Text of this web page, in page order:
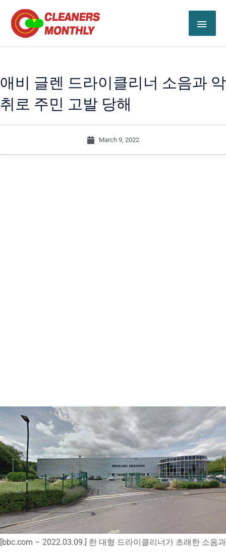
content
애비 글렌 드라이클리너 소음과 악
취로 주민 고발 당해
March 9, 2022
[bbc.com – 2022.03.09.] 한 대형 드라이클리너가 초래한 소음과